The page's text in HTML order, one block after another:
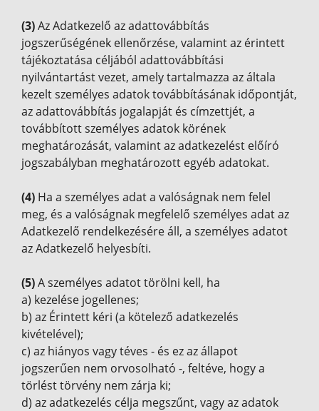
(3)Az Adatkezelő az adattovábbítás
jogszerűségének ellenőrzése, valamint az érintett
tájékoztatása céljából adattovábbítási
nyilvántartást vezet, amely tartalmazza az általa
kezelt személyes adatok továbbításának időpontját,
az adattovábbítás jogalapját és címzettjét, a
továbbított személyes adatok körének
meghatározását, valamint az adatkezelést előíró
jogszabályban meghatározott egyéb adatokat.
(4) Ha a személyes adat a valóságnak nem felel
meg, és a valóságnak megfelelő személyes adat az
Adatkezelő rendelkezésére áll, a személyes adatot
az Adatkezelő helyesbíti.
(5)A személyes adatot törölni kell, ha
a) kezelése jogellenes;
b) az Érintett kéri (a kötelező adatkezelés
kivételével);
c) az hiányos vagy téves - és ez az állapot
jogszerűen nem orvosolható -, feltéve, hogy a
törlést törvény nem zárja ki;
d) az adatkezelés célja megszűnt, vagy az adatok